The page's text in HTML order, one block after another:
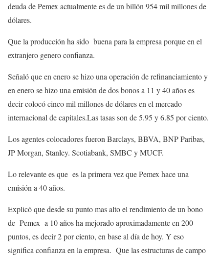
deuda de Pemex actualmente es de un billón 954 mil millones de
dólares.
Que la producción ha sido buena para la empresa porque en el
extranjero genero confianza.
Señaló que en enero se hizo una operación de refinanciamiento y
en enero se hizo una emisión de dos bonos a 11 y 40 años es
decir colocó cinco mil millones de dólares en el mercado
internacional de capitales.Las tasas son de 5.95 y 6.85 por ciento.
Los agentes colocadores fueron Barclays, BBVA, BNP Paribas,
JP Morgan, Stanley. Scotiabank, SMBC y MUCF.
Lo relevante es que es la primera vez que Pemex hace una
emisión a 40 años.
Explicó que desde su punto mas alto el rendimiento de un bono
de Pemex a 10 años ha mejorado aproximadamente en 200
puntos, es decir 2 por ciento, en base al día de hoy. Y eso
significa confianza en la empresa. Que las estructuras de campo